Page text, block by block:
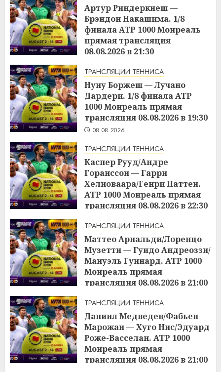
Артур Риндеркнеш —
Брэндон Накашима. 1/8
финала ATP 1000 Монреаль
прямая трансляция
08.08.2026 в 21:30
ТРАНСЛЯЦИИ ТЕННИСА
Нуну Боржеш — Лучано
Дардери. 1/8 финала ATP
1000 Монреаль прямая
трансляция 08.08.2026 в 19:30
08.08.2026
ТРАНСЛЯЦИИ ТЕННИСА
Каспер Рууд/Андре
Горанссон — Гарри
Хелиоваара/Генри Паттен.
ATP 1000 Монреаль прямая
трансляция 08.08.2026 в 22:30
ТРАНСЛЯЦИИ ТЕННИСА
Маттео Арнальди/Лоренцо
Музетти — Гуидо Андреоззи/
Мануэль Гуинард. ATP 1000
Монреаль прямая
трансляция 08.08.2026 в 21:00
ТРАНСЛЯЦИИ ТЕННИСА
Даниил Медведев/Фабьен
Марожан — Хуго Нис/Эдуард
Роже-Васселан. ATP 1000
Монреаль прямая
трансляция 08.08.2026 в 21:00